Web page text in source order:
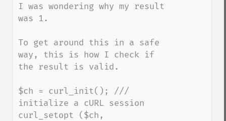
I was wondering why my result
was 1.
To get around this in a safe
way, this is how I check if
the result is valid.
$ch = curl_init(); ///
initialize a cURL session
curl_setopt ($ch,